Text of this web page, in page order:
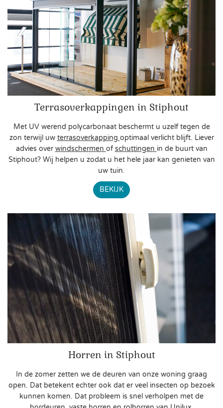
Terrasoverkappingen in Stiphout
Met UV werend polycarbonaat beschermt u uzelf tegen de
zon terwijl uw terrasoverkapping optimaal verlicht blijft. Liever
advies overwindschermen ofschuttingen in de buurt van
Stiphout? Wij helpen u zodat u het hele jaar kan genieten van
uw tuin.
BEKIJK
Horren in Stiphout
In de zomer zetten we de deuren van onze woning graag
open. Dat betekent echter ook dat er veel insecten op bezoek
kunnen komen. Dat probleem is snel verholpen met de